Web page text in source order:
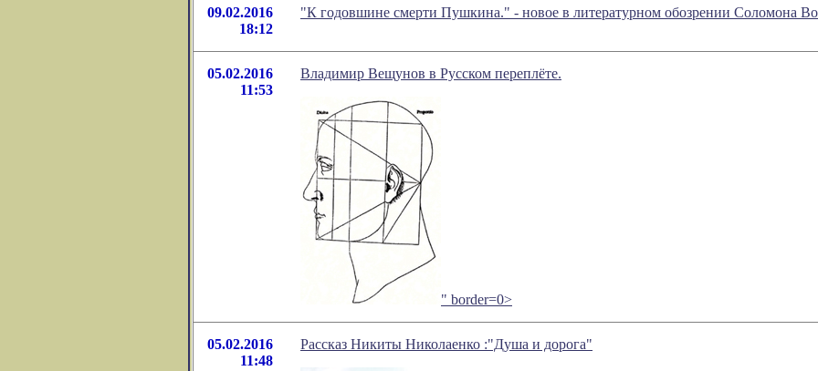
09.02.2016
18:12
"К годовшине смерти Пушкина." - новое в литературном обозрении Соломона
05.02.2016
11:53
Владимир Вещунов в Русском переплёте.
" border=0>
05.02.2016
11:48
Рассказ Никиты Николаенко :"Душа и дорога"